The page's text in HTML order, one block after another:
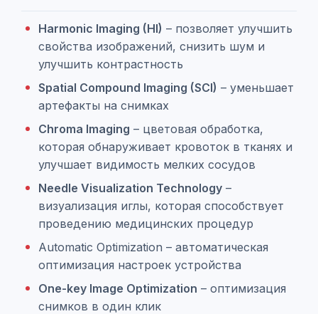
Harmonic Imaging (HI) – позволяет улучшить
свойства изображений, снизить шум и
улучшить контрастность
Spatial Compound Imaging (SCI) – уменьшает
артефакты на снимках
Chroma Imaging – цветовая обработка,
которая обнаруживает кровоток в тканях и
улучшает видимость мелких сосудов
Needle Visualization Technology –
визуализация иглы, которая способствует
проведению медицинских процедур
Automatic Optimization – автоматическая
оптимизация настроек устройства
One-key Image Optimization – оптимизация
снимков в один клик